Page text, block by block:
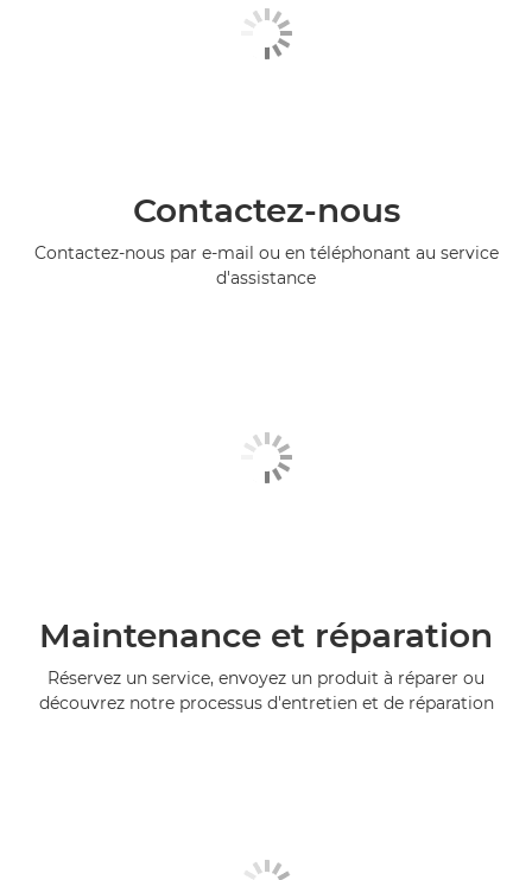
Contactez-nous
Contactez-nous par e-mail ou en téléphonant au service
d'assistance
Maintenance et réparation
Réservez un service, envoyez un produit à réparer ou
découvrez notre processus d'entretien et de réparation